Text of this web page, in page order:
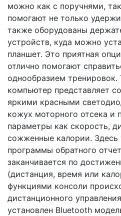
можно как с поручнями,
помогают не только
также оборудованы
устройств, куда можно
планшет. Это приятная
отлично помогают
однообразием тренировок.
компьютер представляет
яркими красными
кожух моторного отсека и
параметры как скорость,
сожженные калории. Здесь
программы обратного
заканчивается по
(дистанция, время или
функциями консоли
дистанционного
установлен Bluetooth